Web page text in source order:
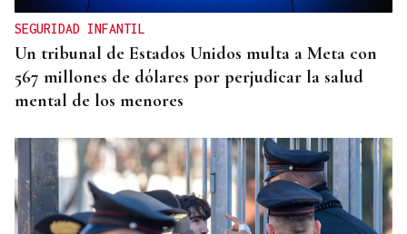
SEGURIDAD INFANTIL
Un tribunal de Estados Unidos multa a Meta con
567 millones de dólares por perjudicar la salud
mental de los menores